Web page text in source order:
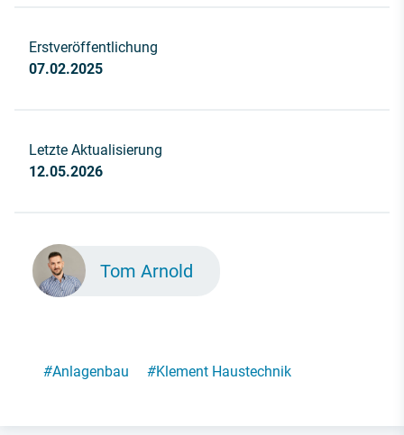
Erstveröffentlichung
07.02.2025
Letzte Aktualisierung
12.05.2026
Tom Arnold
#Anlagenbau #Klement Haustechnik